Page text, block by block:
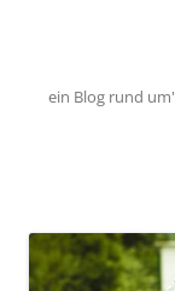
ein Blog rund